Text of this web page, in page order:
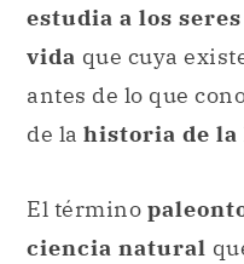
estudia a los
vida que cuya
antes de lo que
de la historia de la
El término
ciencia natural